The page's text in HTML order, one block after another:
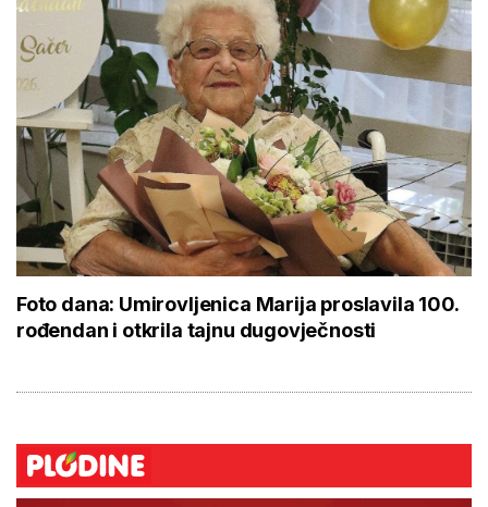
Foto dana: Umirovljenica Marija proslavila 100.
rođendan i otkrila tajnu dugovječnosti